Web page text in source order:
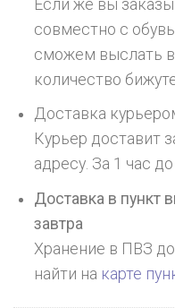
Если же вы
совместно с
сможем выслать
количество
Доставка
Курьер доставит
адресу. За 1 час
Доставка в пункт
завтра
Хранение в ПВЗ
найти на карте